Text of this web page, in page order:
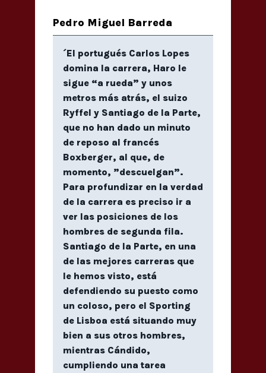
Pedro Miguel Barreda
´El portugués Carlos Lopes
domina la carrera, Haro le
sigue “a rueda” y unos
metros más atrás, el suizo
Ryffel y Santiago de la Parte,
que no han dado un minuto
de reposo al francés
Boxberger, al que, de
momento, ”descuelgan”.
Para profundizar en la verdad
de la carrera es preciso ir a
ver las posiciones de los
hombres de segunda fila.
Santiago de la Parte, en una
de las mejores carreras que
le hemos visto, está
defendiendo su puesto como
un coloso, pero el Sporting
de Lisboa está situando muy
bien a sus otros hombres,
mientras Cándido,
cumpliendo una tarea